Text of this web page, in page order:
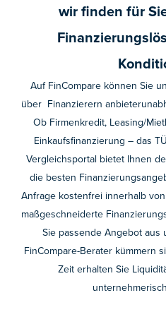
wir finden für
Auf FinCompare können Sie
über Finanzierern
Ob Firmenkredit, Leasing/
Einkaufsfinanzierung – das
Vergleichsportal bietet Ihnen
die besten
Anfrage kostenfrei innerhalb
maßgeschneiderte
Sie passende Angebot
FinCompare-Berater kümmern
Zeit erhalten Sie